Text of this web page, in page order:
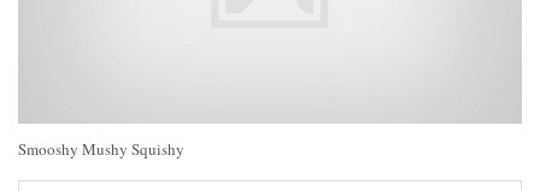
Smooshy Mushy Squishy